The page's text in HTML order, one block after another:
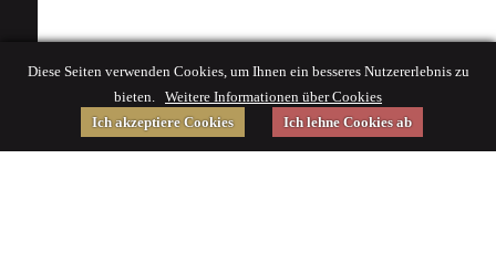
Diese Seiten verwenden Cookies, um Ihnen ein besseres Nutzererlebnis zu
bieten. Weitere Informationen über Cookies
Ich akzeptiere Cookies
Ich lehne Cookies ab